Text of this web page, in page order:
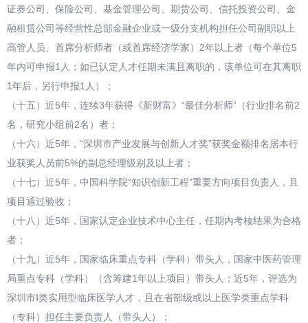
证券公司、保险公司、基金管理公司、期货公司、信托投资公司、金
融租赁公司等经营性总部金融企业或一级分支机构担任公司副职以上
高管人员、首席分析师者（或首席经济学家）2年以上者（每个单位5
年内可申报1人；如已认定人才任期未满且离职的，该单位可在其离职
1年后，另行申报1人）；
（十五）近5年，连续3年获得《新财富》“最佳分析师”（行业排名前2
名，研究小组前2名）者；
（十六）近5年，“深圳市产业发展与创新人才奖”获奖金额排名居本行
业获奖人员前5%的副总经理级别及以上者；
（十七）近5年，中国科学院“知识创新工程”重要方向项目负责人，且
项目通过验收；
（十八）近5年，国家认定企业技术中心主任，任期内考核结果为合格
者；
（十九）近5年，国家临床重点专科（学科）带头人，国家中医药管理
局重点专科（学科）（含筹建1年以上项目）带头人；近5年，评选为
深圳市Ⅰ类实用型临床医学人才，且在省部级或以上医学类重点学科
（专科）担任主要负责人（带头人）；